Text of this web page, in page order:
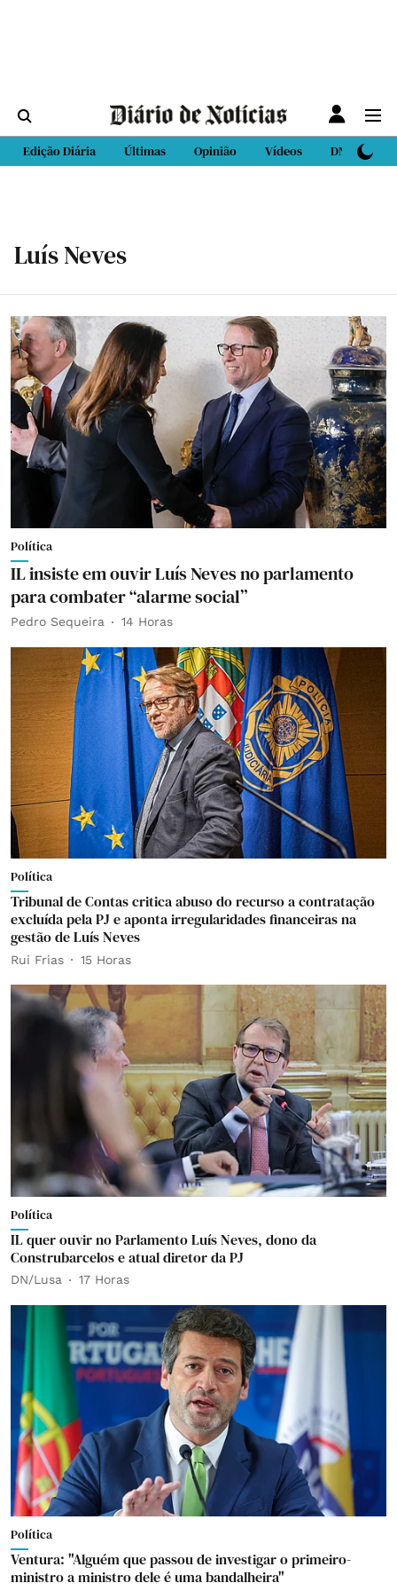
Edição Diária Últimas Opinião Vídeos DN Sport
Luís Neves
Política
IL insiste em ouvir Luís Neves no parlamento
para combater “alarme social”
Pedro Sequeira 14 Horas
Política
Tribunal de Contas critica abuso do recurso a contratação
excluída pela PJ e aponta irregularidades financeiras na
gestão de Luís Neves
Rui Frias 15 Horas
Política
IL quer ouvir no Parlamento Luís Neves, dono da
Construbarcelos e atual diretor da PJ
DN/Lusa 17 Horas
Política
Ventura: "Alguém que passou de investigar o primeiro-
ministro a ministro dele é uma bandalheira"